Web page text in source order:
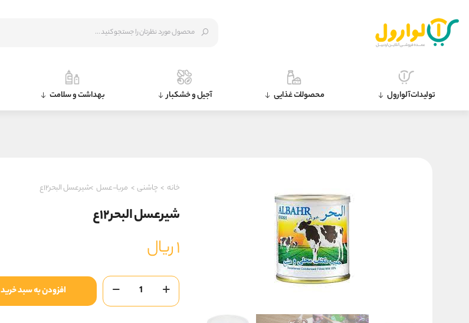
تولیدات آلوارول محصولات غذایی آجیل و خشکبار بهداشت و سلامت
خانه > چاشنی > مربا-عسل >شیرعسل البحر۱۲ع
شیرعسل البحر۱۲ع
۱ریال
شیرعسل
عدد
افزودن به سبد خرید